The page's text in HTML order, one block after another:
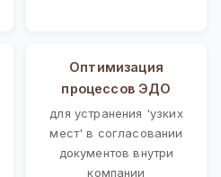
Оптимизация
процессов ЭДО
для устранения 'узких
мест' в согласовании
документов внутри
компании